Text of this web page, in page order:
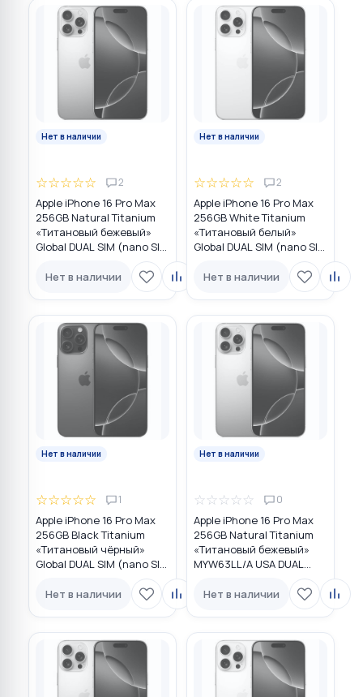
Нет в наличии
☆☆☆☆☆ 2
Apple iPhone 16 Pro Max
256GB Natural Titanium
«Tитановый бежевый»
Global DUAL SIM (nano SIM
Нет в наличии
Нет в наличии
☆☆☆☆☆ 2
Apple iPhone 16 Pro Max
256GB White Titanium
«Титановый белый»
Global DUAL SIM (nano SIM
Нет в наличии
Нет в наличии
☆☆☆☆☆ 1
Apple iPhone 16 Pro Max
256GB Black Titanium
«Титановый чёрный»
Global DUAL SIM (nano SIM
Нет в наличии
Нет в наличии
☆☆☆☆☆ 0
Apple iPhone 16 Pro Max
256GB Natural Titanium
«Tитановый бежевый»
MYW63LL/A USA DUAL
Нет в наличии